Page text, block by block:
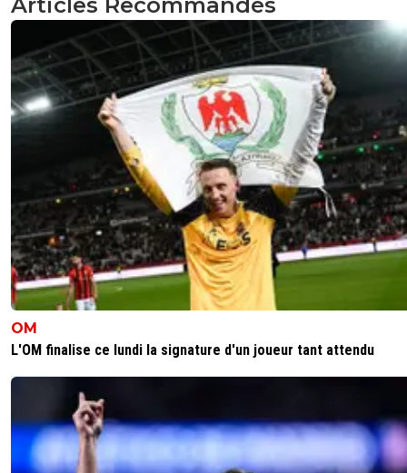
Articles Recommandés
OM
L'OM finalise ce lundi la signature d'un joueur tant attendu